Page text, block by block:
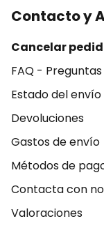
Contacto y
Cancelar
FAQ -
Estado del envío
Devoluciones
Gastos de envío
Métodos de
Contacta con
Valoraciones